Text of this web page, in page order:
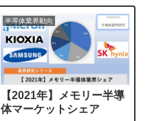
半導体業界動向
【2021年】メモリー半導
体マーケットシェア